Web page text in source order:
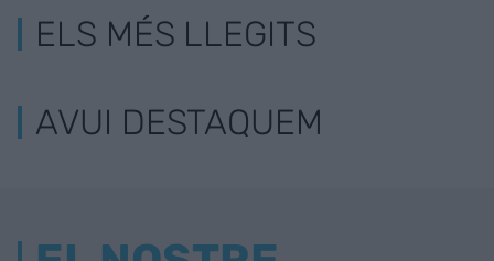
ELS MÉS LLEGITS
AVUI DESTAQUEM